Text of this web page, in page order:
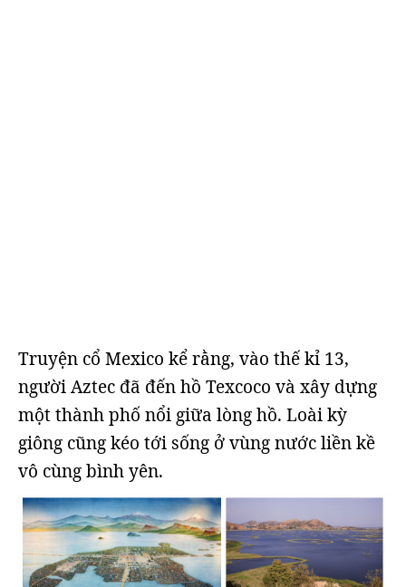
Truyện cổ Mexico kể rằng, vào thế kỉ 13,
người Aztec đã đến hồ Texcoco và xây dựng
một thành phố nổi giữa lòng hồ. Loài kỳ
giông cũng kéo tới sống ở vùng nước liền kề
vô cùng bình yên.